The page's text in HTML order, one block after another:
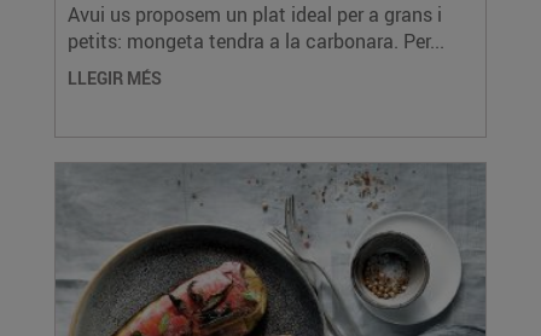
Avui us proposem un plat ideal per a grans i
petits: mongeta tendra a la carbonara. Per...
LLEGIR MÉS